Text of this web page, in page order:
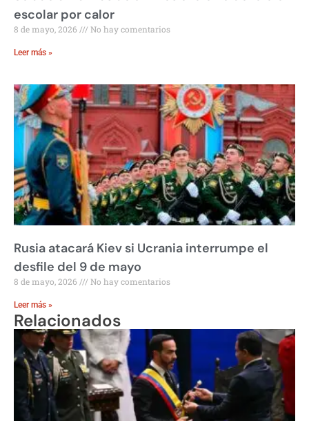
escolar por calor
8 de mayo, 2026 No hay comentarios
Leer más »
Rusia atacará Kiev si Ucrania interrumpe el
desfile del 9 de mayo
8 de mayo, 2026 No hay comentarios
Leer más »
Relacionados